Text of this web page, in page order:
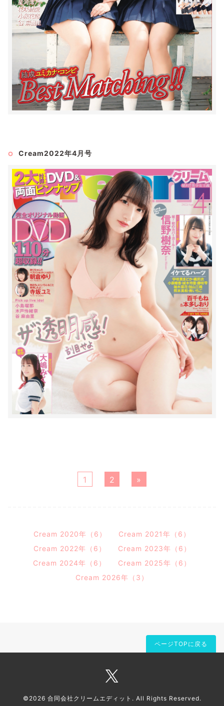
Cream2022年4月号
1 2 »
Cream 2020年（6）
Cream 2021年（6）
Cream 2022年（6）
Cream 2023年（6）
Cream 2024年（6）
Cream 2025年（6）
Cream 2026年（3）
ページTOPに戻る
©2026 合同会社クリームエディット . All Rights Reserved.